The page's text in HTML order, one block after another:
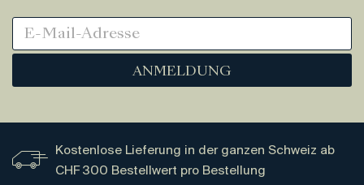
ANMELDUNG
Kostenlose Lieferung in der ganzen Schweiz ab
CHF 300 Bestellwert pro Bestellung